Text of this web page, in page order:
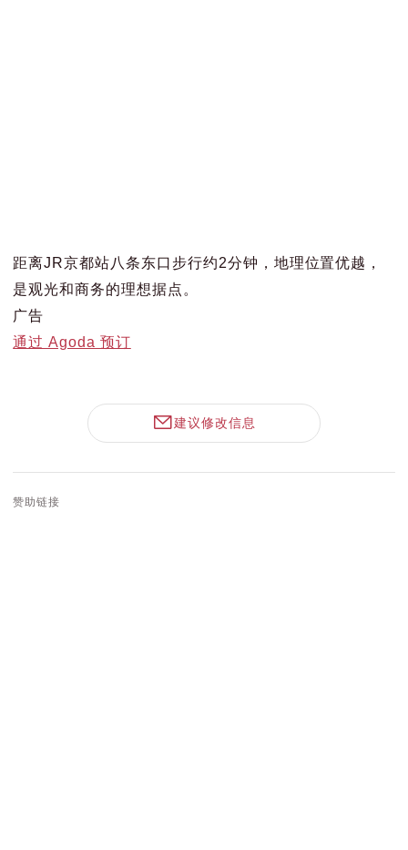
距离JR京都站八条东口步行约2分钟，地理位置优越，
是观光和商务的理想据点。
广告
通过 Agoda 预订
建议修改信息
赞助链接